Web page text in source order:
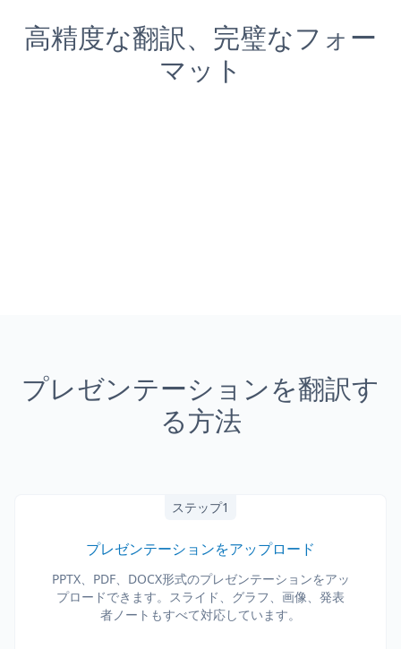
高精度な翻訳、完璧なフォー
マット
プレゼンテーションを翻訳す
る方法
ステップ1
プレゼンテーションをアップロード
PPTX、PDF、DOCX形式のプレゼンテーションをアッ
プロードできます。スライド、グラフ、画像、発表
者ノートもすべて対応しています。